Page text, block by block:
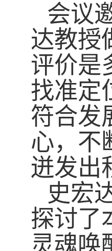
会议
达教授
评价是
找准定
符合发
心，不
迸发出
史宏
探讨了
灵魂唤